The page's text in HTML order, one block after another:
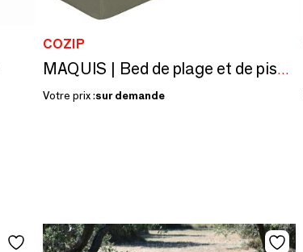
COZIP
MAQUIS | Bed de plage et de piscine
Votre prix :sur demande